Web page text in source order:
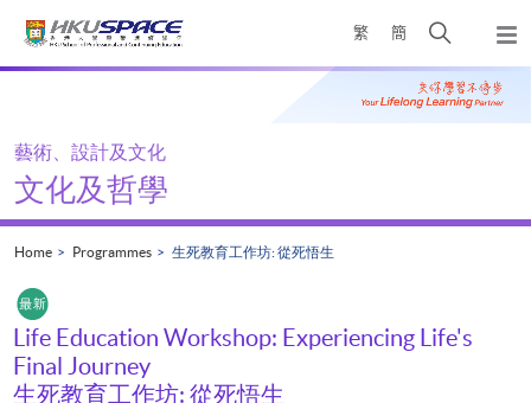
繁 簡
Open
search
panel
Main
藝術、設計及文化
文化及哲學
Home Programmes 生死教育工作坊: 從死悟生
Life Education Workshop: Experiencing Life's
Final Journey
生死教育工作坊: 從死悟生